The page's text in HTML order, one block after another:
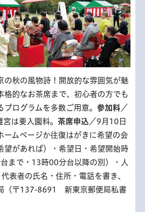
の秋の風物詩！開放的な雰囲気が魅
格的なお茶席まで、初心者の方でも
プログラムを多数ご用意。 参加料／
は要入園料。 茶席申込 ／9月10日
ームページか往復はがきに希望の会
望があれば）・希望日・希望開始時
まで・13時00分台以降の別）・人
表者の氏名・住所・電話を書き、
（〒137-8691 新東京郵便局私書